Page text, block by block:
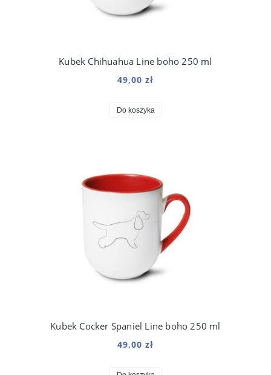
Kubek Chihuahua Line boho 250 ml
49,00 zł
Do koszyka
Kubek Cocker Spaniel Line boho 250 ml
49,00 zł